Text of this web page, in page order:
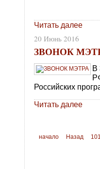
Читать далее
20 Июнь 2016
ЗВОНОК
В
Российских
Читать далее
начало Назад 101